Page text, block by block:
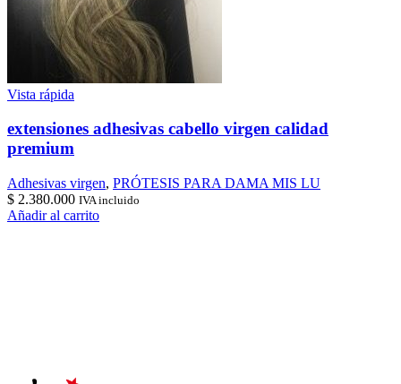
Vista rápida
extensiones adhesivas cabello virgen calidad
premium
Adhesivas virgen, PRÓTESIS PARA DAMA MIS LU
$ 2.380.000 IVA incluido
Añadir al carrito